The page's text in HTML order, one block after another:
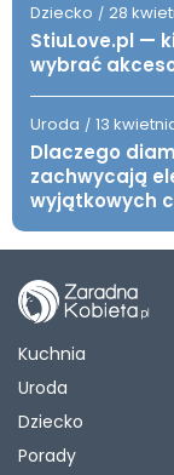
Dziecko / 28
StiuLove.pl —
wybrać
Uroda / 13
Dlaczego
zachwycają
wyjątkowych
Kuchnia
Uroda
Dziecko
Porady